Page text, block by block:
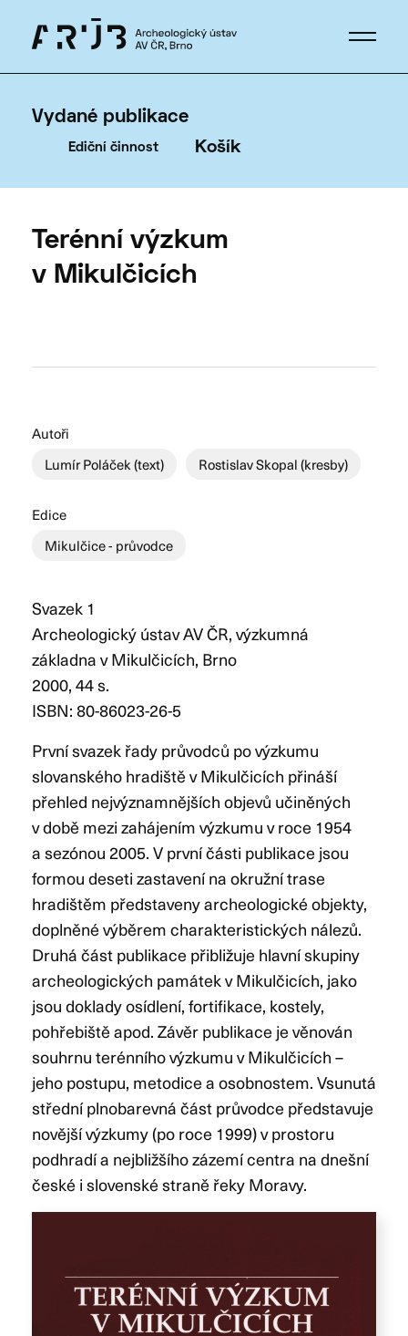
Vydané publikace
Ediční činnost Košík
Terénní výzkum
v Mikulčicích
Autoři
Lumír Poláček (text)
Rostislav Skopal (kresby)
Edice
Mikulčice - průvodce
Svazek 1
Archeologický ústav AV ČR, výzkumná
základna v Mikulčicích, Brno
2000, 44 s.
ISBN: 80-86023-26-5
První svazek řady průvodců po výzkumu
slovanského hradiště v Mikulčicích přináší
přehled nejvýznamnějších objevů učiněných
v době mezi zahájením výzkumu v roce 1954
a sezónou 2005. V první části publikace jsou
formou deseti zastavení na okružní trase
hradištěm představeny archeologické objekty,
doplněné výběrem charakteristických nálezů.
Druhá část publikace přibližuje hlavní skupiny
archeologických památek v Mikulčicích, jako
jsou doklady osídlení, fortifikace, kostely,
pohřebiště apod. Závěr publikace je věnován
souhrnu terénního výzkumu v Mikulčicích –
jeho postupu, metodice a osobnostem. Vsunutá
střední plnobarevná část průvodce představuje
novější výzkumy (po roce 1999) v prostoru
podhradí a nejbližšího zázemí centra na dnešní
české i slovenské straně řeky Moravy.